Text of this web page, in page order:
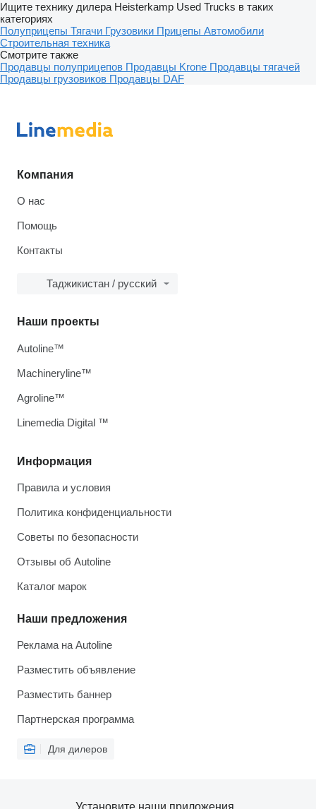
Ищите технику дилера Heisterkamp Used Trucks в таких
категориях
Полуприцепы Тягачи Грузовики Прицепы Автомобили
Строительная техника
Смотрите также
Продавцы полуприцепов Продавцы Krone Продавцы тягачей
Продавцы грузовиков Продавцы DAF
Компания
О нас
Помощь
Контакты
Таджикистан / русский
Информация
Правила и условия
Политика конфиденциальности
Советы по безопасности
Отзывы об Autoline
Каталог марок
Наши предложения
Реклама на Autoline
Разместить объявление
Разместить баннер
Партнерская программа
Для дилеров
Наши проекты
Autoline™
Machineryline™
Agroline™
Linemedia Digital ™